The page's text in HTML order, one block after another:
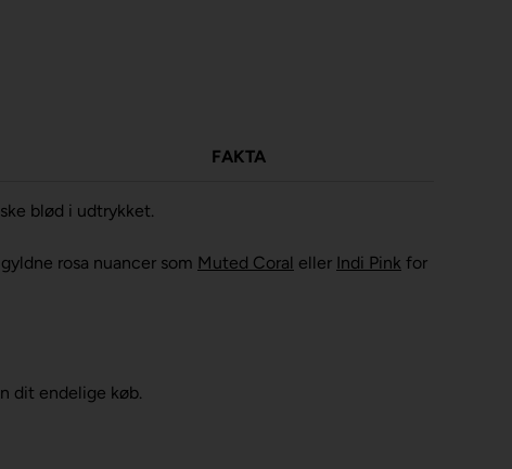
FAKTA
blød i udtrykket.
rosa nuancer som Muted Coral eller Indi Pink for
dit endelige køb.